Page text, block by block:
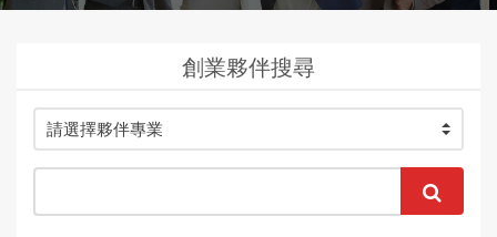
創業夥伴搜尋